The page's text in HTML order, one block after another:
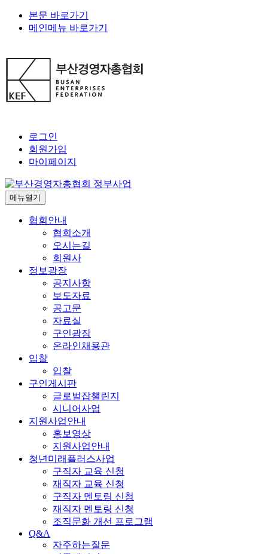
본문 바로가기
메인메뉴 바로가기
로그인
회원가입
마이페이지
메뉴열기
협회안내
협회소개
오시는길
회원사
정보광장
공지사항
보도자료
공고문
자료실
구인광장
온라인채용관
입찰
입찰
구인게시판
글로벌잡챌린지
시니어사업
지원사업안내
홍보영상
지원사업안내
청년미래플러스사업
구직자 교육 신청
재직자 교육 신청
구직자 멘토링 신청
재직자 멘토링 신청
조직문화 개선 프로그램
Q&A
자주하는질문